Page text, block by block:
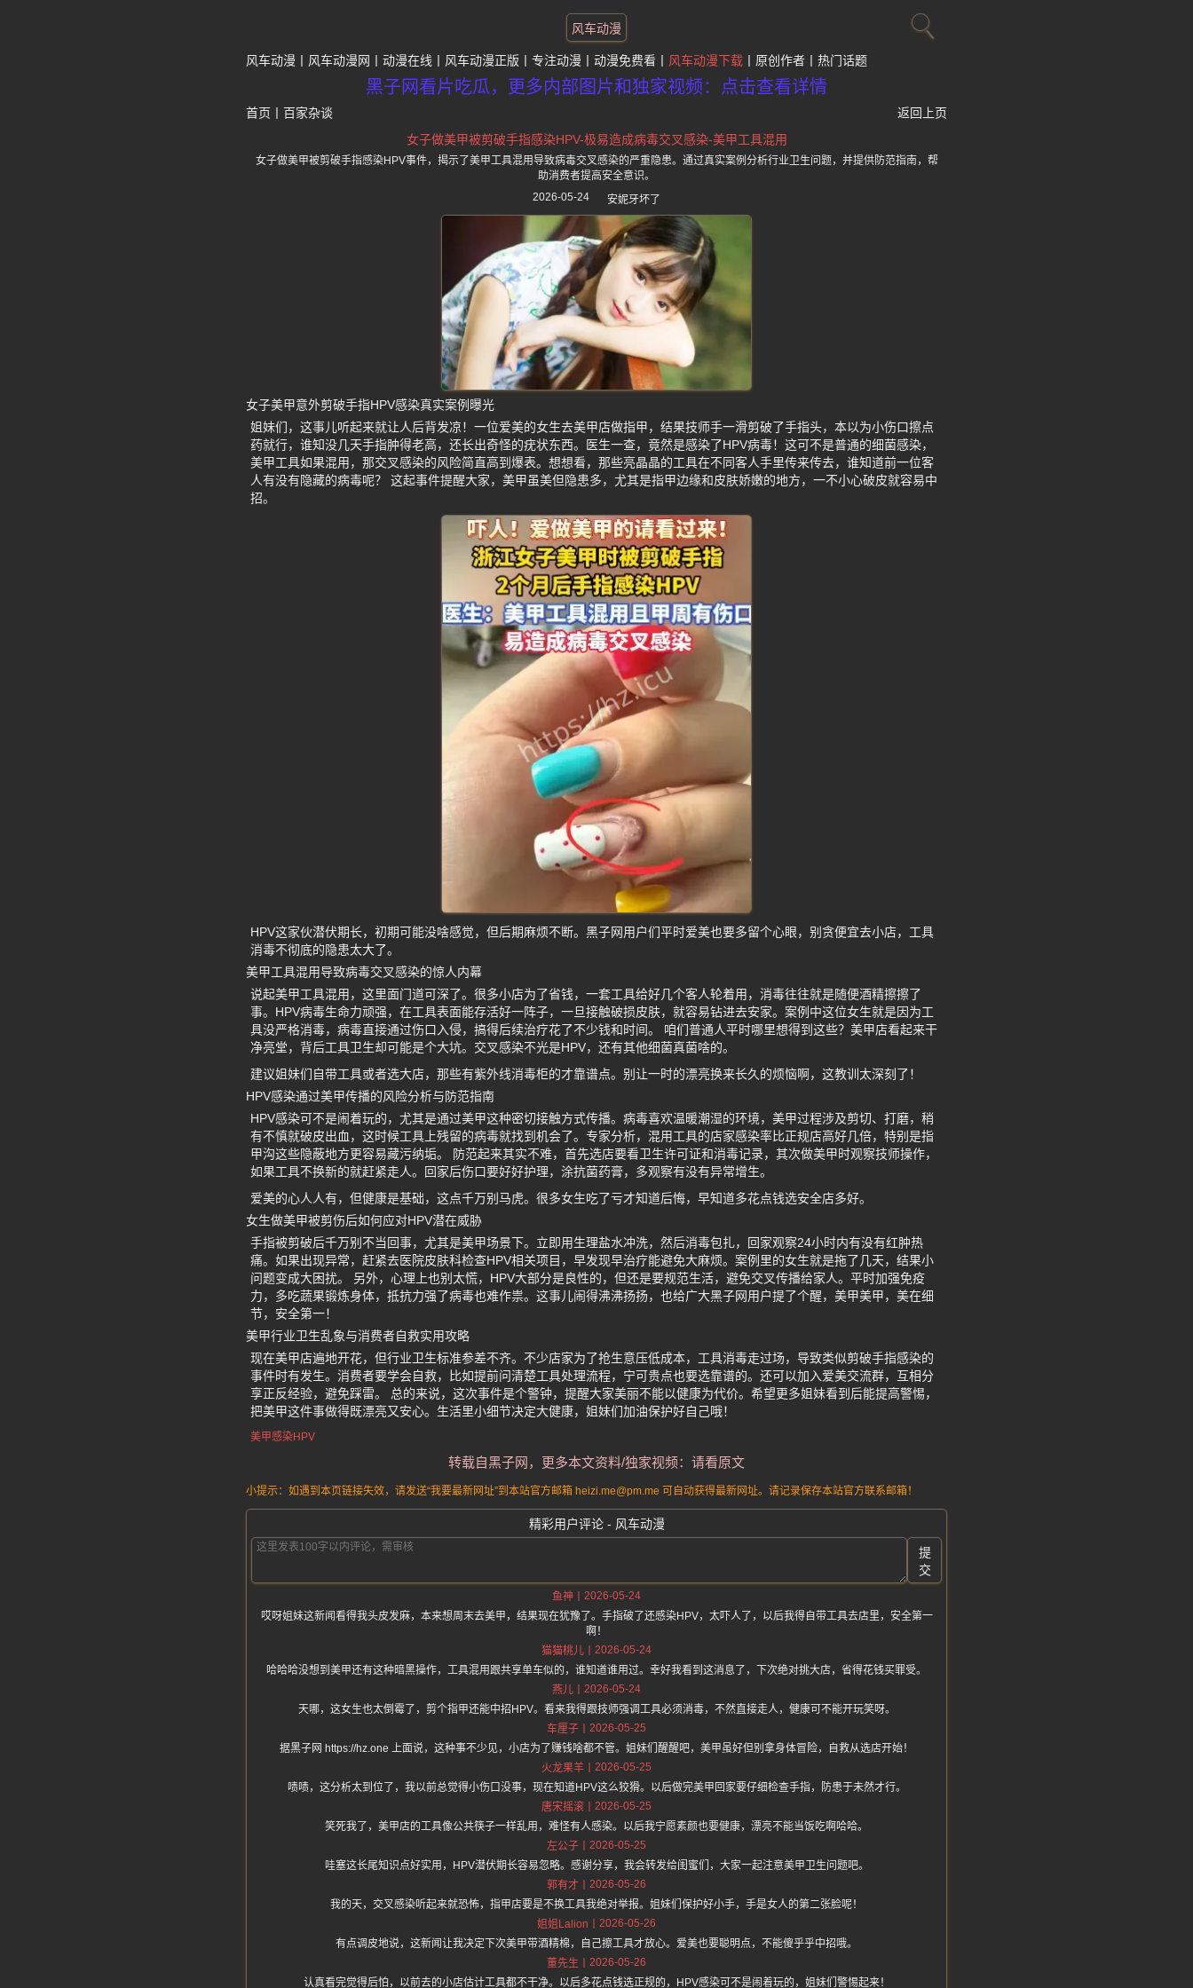
风车动漫
风车动漫 风车动漫网 动漫在线 风车动漫正版 专注动漫 动漫免费看 风车动漫下载 原创作者 热门话题
黑子网看片吃瓜，更多内部图片和独家视频：点击查看详情
首页 百家杂谈
返回上页
女子做美甲被剪破手指感染HPV-极易造成病毒交叉感染-美甲工具混用
女子做美甲被剪破手指感染HPV事件，揭示了美甲工具混用导致病毒交叉感染的严重隐患。通过真实案例分析行业卫生问题，并提供防范指南，帮
助消费者提高安全意识。
2026-05-24
安妮牙坏了
女子美甲意外剪破手指HPV感染真实案例曝光
姐妹们，这事儿听起来就让人后背发凉！一位爱美的女生去美甲店做指甲，结果技师手一滑剪破了手指头，本以为小伤口擦点
药就行，谁知没几天手指肿得老高，还长出奇怪的疣状东西。医生一查，竟然是感染了HPV病毒！这可不是普通的细菌感染，
美甲工具如果混用，那交叉感染的风险简直高到爆表。想想看，那些亮晶晶的工具在不同客人手里传来传去，谁知道前一位客
人有没有隐藏的病毒呢？ 这起事件提醒大家，美甲虽美但隐患多，尤其是指甲边缘和皮肤娇嫩的地方，一不小心破皮就容易中
招。
HPV这家伙潜伏期长，初期可能没啥感觉，但后期麻烦不断。黑子网用户们平时爱美也要多留个心眼，别贪便宜去小店，工具
消毒不彻底的隐患太大了。
美甲工具混用导致病毒交叉感染的惊人内幕
说起美甲工具混用，这里面门道可深了。很多小店为了省钱，一套工具给好几个客人轮着用，消毒往往就是随便酒精擦擦了
事。HPV病毒生命力顽强，在工具表面能存活好一阵子，一旦接触破损皮肤，就容易钻进去安家。案例中这位女生就是因为工
具没严格消毒，病毒直接通过伤口入侵，搞得后续治疗花了不少钱和时间。 咱们普通人平时哪里想得到这些？美甲店看起来干
净亮堂，背后工具卫生却可能是个大坑。交叉感染不光是HPV，还有其他细菌真菌啥的。
建议姐妹们自带工具或者选大店，那些有紫外线消毒柜的才靠谱点。别让一时的漂亮换来长久的烦恼啊，这教训太深刻了！
HPV感染通过美甲传播的风险分析与防范指南
HPV感染可不是闹着玩的，尤其是通过美甲这种密切接触方式传播。病毒喜欢温暖潮湿的环境，美甲过程涉及剪切、打磨，稍
有不慎就破皮出血，这时候工具上残留的病毒就找到机会了。专家分析，混用工具的店家感染率比正规店高好几倍，特别是指
甲沟这些隐蔽地方更容易藏污纳垢。 防范起来其实不难，首先选店要看卫生许可证和消毒记录，其次做美甲时观察技师操作，
如果工具不换新的就赶紧走人。回家后伤口要好好护理，涂抗菌药膏，多观察有没有异常增生。
爱美的心人人有，但健康是基础，这点千万别马虎。很多女生吃了亏才知道后悔，早知道多花点钱选安全店多好。
女生做美甲被剪伤后如何应对HPV潜在威胁
手指被剪破后千万别不当回事，尤其是美甲场景下。立即用生理盐水冲洗，然后消毒包扎，回家观察24小时内有没有红肿热
痛。如果出现异常，赶紧去医院皮肤科检查HPV相关项目，早发现早治疗能避免大麻烦。案例里的女生就是拖了几天，结果小
问题变成大困扰。 另外，心理上也别太慌，HPV大部分是良性的，但还是要规范生活，避免交叉传播给家人。平时加强免疫
力，多吃蔬果锻炼身体，抵抗力强了病毒也难作祟。这事儿闹得沸沸扬扬，也给广大黑子网用户提了个醒，美甲美甲，美在细
节，安全第一！
美甲行业卫生乱象与消费者自救实用攻略
现在美甲店遍地开花，但行业卫生标准参差不齐。不少店家为了抢生意压低成本，工具消毒走过场，导致类似剪破手指感染的
事件时有发生。消费者要学会自救，比如提前问清楚工具处理流程，宁可贵点也要选靠谱的。还可以加入爱美交流群，互相分
享正反经验，避免踩雷。 总的来说，这次事件是个警钟，提醒大家美丽不能以健康为代价。希望更多姐妹看到后能提高警惕，
把美甲这件事做得既漂亮又安心。生活里小细节决定大健康，姐妹们加油保护好自己哦！
美甲感染HPV
转载自黑子网，更多本文资料/独家视频：请看原文
小提示：如遇到本页链接失效，请发送“我要最新网址”到本站官方邮箱 heizi.me@pm.me 可自动获得最新网址。请记录保存本站官方联系邮箱！
精彩用户评论 - 风车动漫
提
交
鱼神
2026-05-24
哎呀姐妹这新闻看得我头皮发麻，本来想周末去美甲，结果现在犹豫了。手指破了还感染HPV，太吓人了，以后我得自带工具去店里，安全第一
啊！
猫猫桃儿
2026-05-24
哈哈哈没想到美甲还有这种暗黑操作，工具混用跟共享单车似的，谁知道谁用过。幸好我看到这消息了，下次绝对挑大店，省得花钱买罪受。
燕儿
2026-05-24
天哪，这女生也太倒霉了，剪个指甲还能中招HPV。看来我得跟技师强调工具必须消毒，不然直接走人，健康可不能开玩笑呀。
车厘子
2026-05-25
据黑子网 https://hz.one 上面说，这种事不少见，小店为了赚钱啥都不管。姐妹们醒醒吧，美甲虽好但别拿身体冒险，自救从选店开始！
火龙果羊
2026-05-25
啧啧，这分析太到位了，我以前总觉得小伤口没事，现在知道HPV这么狡猾。以后做完美甲回家要仔细检查手指，防患于未然才行。
唐宋摇滚
2026-05-25
笑死我了，美甲店的工具像公共筷子一样乱用，难怪有人感染。以后我宁愿素颜也要健康，漂亮不能当饭吃啊哈哈。
左公子
2026-05-25
哇塞这长尾知识点好实用，HPV潜伏期长容易忽略。感谢分享，我会转发给闺蜜们，大家一起注意美甲卫生问题吧。
郭有才
2026-05-26
我的天，交叉感染听起来就恐怖，指甲店要是不换工具我绝对举报。姐妹们保护好小手，手是女人的第二张脸呢！
姐姐Lalion
2026-05-26
有点调皮地说，这新闻让我决定下次美甲带酒精棉，自己擦工具才放心。爱美也要聪明点，不能傻乎乎中招哦。
董先生
2026-05-26
认真看完觉得后怕，以前去的小店估计工具都不干净。以后多花点钱选正规的，HPV感染可不是闹着玩的，姐妹们警惕起来！